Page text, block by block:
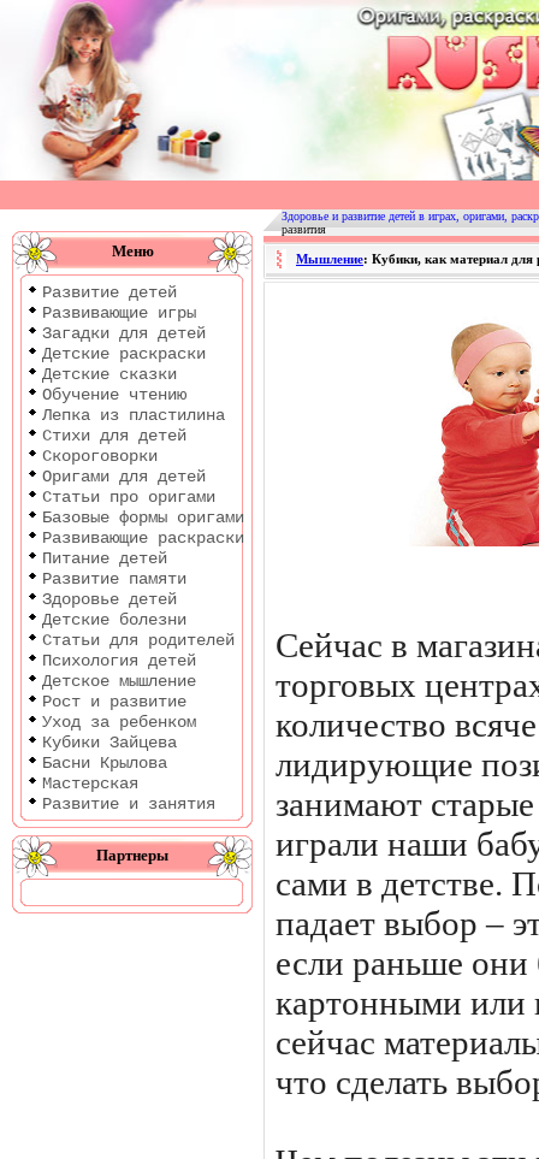
Оригами
|
Раскраски
Развитие
детей
Меню
Развитие детей
Развивающие игры
Загадки для детей
Детские раскраски
Детские сказки
Обучение чтению
Лепка из пластилина
Стихи для детей
Скороговорки
Оригами для детей
Статьи про оригами
Базовые формы оригами
Развивающие раскраски
Питание детей
Развитие памяти
Здоровье детей
Детские болезни
Статьи для родителей
Психология детей
Детское мышление
Рост и развитие
Уход за ребенком
Кубики Зайцева
Басни Крылова
Мастерская
Развитие и занятия
Партнеры
Здоровье и развитие детей в играх, оригами,
развития
Мышление: Кубики, как материал для
Сейчас в
торговых
количество
лидирующие
занимают
играли наши
сами в детстве.
падает выбор –
если раньше
картонными или
сейчас
что сделать